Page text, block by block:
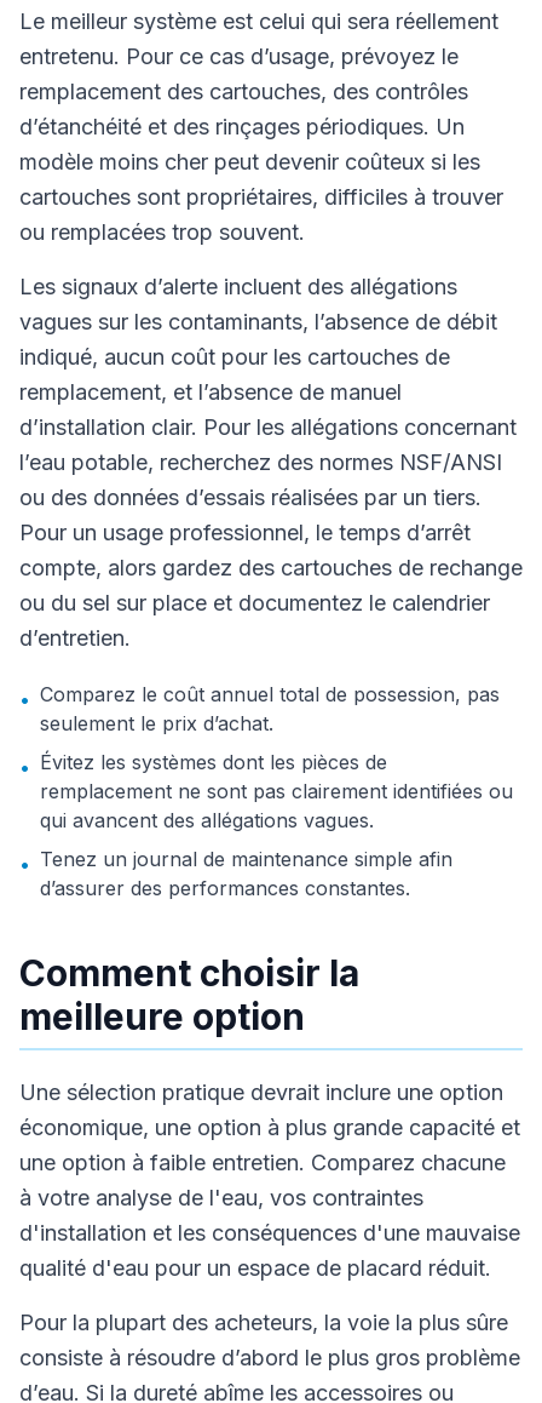
Le meilleur système est celui qui sera réellement
entretenu. Pour ce cas d’usage, prévoyez le
remplacement des cartouches, des contrôles
d’étanchéité et des rinçages périodiques. Un
modèle moins cher peut devenir coûteux si les
cartouches sont propriétaires, difficiles à trouver
ou remplacées trop souvent.
Les signaux d’alerte incluent des allégations
vagues sur les contaminants, l’absence de débit
indiqué, aucun coût pour les cartouches de
remplacement, et l’absence de manuel
d’installation clair. Pour les allégations concernant
l’eau potable, recherchez des normes NSF/ANSI
ou des données d’essais réalisées par un tiers.
Pour un usage professionnel, le temps d’arrêt
compte, alors gardez des cartouches de rechange
ou du sel sur place et documentez le calendrier
d’entretien.
• Comparez le coût annuel total de possession, pas
seulement le prix d’achat.
• Évitez les systèmes dont les pièces de
remplacement ne sont pas clairement identifiées ou
qui avancent des allégations vagues.
• Tenez un journal de maintenance simple afin
d’assurer des performances constantes.
Comment choisir la
meilleure option
Une sélection pratique devrait inclure une option
économique, une option à plus grande capacité et
une option à faible entretien. Comparez chacune
à votre analyse de l'eau, vos contraintes
d'installation et les conséquences d'une mauvaise
qualité d'eau pour un espace de placard réduit.
Pour la plupart des acheteurs, la voie la plus sûre
consiste à résoudre d’abord le plus gros problème
d’eau. Si la dureté abîme les accessoires ou